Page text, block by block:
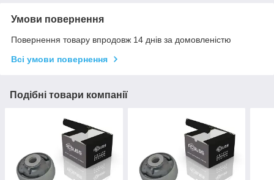
Умови повернення
Повернення товару впродовж 14 днів за домовленістю
Всі умови повернення
Подібні товари компанії